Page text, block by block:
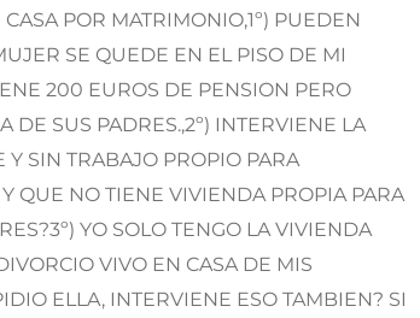
POR MATRIMONIO,1º) PUEDEN
SE QUEDE EN EL PISO DE MI
200 EUROS DE PENSION PERO
DE SUS PADRES.,2º) INTERVIENE LA
Y SIN TRABAJO PROPIO PARA
QUE NO TIENE VIVIENDA PROPIA PARA
YO SOLO TENGO LA VIVIENDA
VIVO EN CASA DE MIS
ELLA, INTERVIENE ESO TAMBIEN? SI